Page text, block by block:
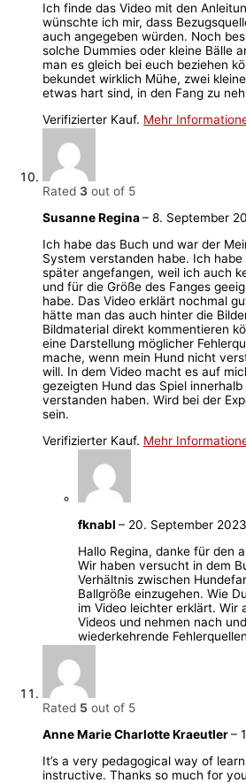
Ich finde das Video mit den
wünschte ich mir, dass
auch angegeben würden. Noch
solche Dummies oder kleine Bälle
man es gleich bei euch beziehen
bekundet wirklich Mühe, zwei
etwas hart sind, in den Fang zu
Verifizierter Kauf. Mehr
Rated 3 out of 5
Susanne Regina– 8. September
Ich habe das Buch und war der
System verstanden habe. Ich
später angefangen, weil ich auch
und für die Größe des Fanges
habe. Das Video erklärt nochmal
hätte man das auch hinter die
Bildmaterial direkt kommentieren
eine Darstellung möglicher
mache, wenn mein Hund nicht
will. In dem Video macht es auf
gezeigten Hund das Spiel
verstanden haben. Wird bei der
sein.
Verifizierter Kauf. Mehr
fknabl – 20. September 2023
Hallo Regina, danke für den
Wir haben versucht in dem
Verhältnis zwischen
Ballgröße einzugehen. Wie
im Video leichter erklärt. Wir
Videos und nehmen nach
wiederkehrende
Rated 5 out of 5
Anne Marie Charlotte Kraeutler–
It’s a very pedagogical way of
instructive. Thanks so much for